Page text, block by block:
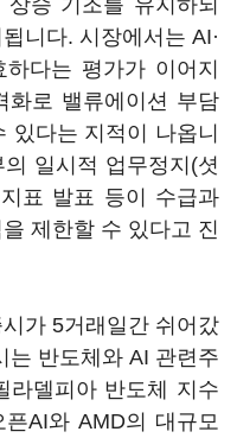
승 기조를 유지하되
니다. 시장에서는 AI·
다는 평가가 이어지
화로 밸류에이션 부담
있다는 지적이 나옵니
일시적 업무정지(셧
표 발표 등이 수급과
제한할 수 있다고 진
가 5거래일간 쉬어갔
는 반도체와 AI 관련주
라델피아 반도체 지수
AI와 AMD의 대규모